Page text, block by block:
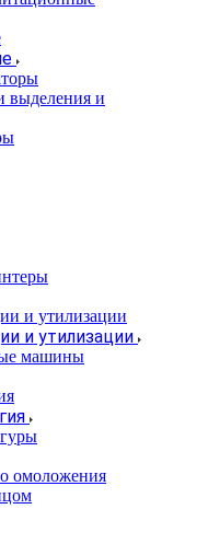
выделения и
и утилизации
машины
омоложения